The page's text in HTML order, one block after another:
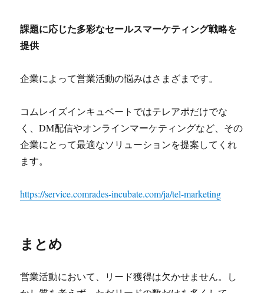
課題に応じた多彩なセールスマーケティング戦略を
提供
企業によって営業活動の悩みはさまざまです。
コムレイズインキュベートではテレアポだけでな
く、DM配信やオンラインマーケティングなど、その
企業にとって最適なソリューションを提案してくれ
ます。
https://service.comrades-incubate.com/ja/tel-marketing
まとめ
営業活動において、リード獲得は欠かせません。し